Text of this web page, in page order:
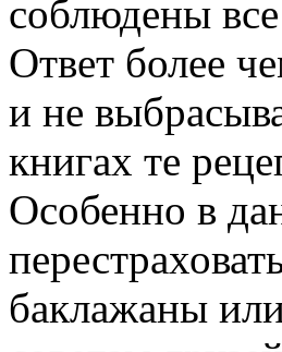
соблюдены
Ответ более
и не
книгах те
Особенно в
баклажаны